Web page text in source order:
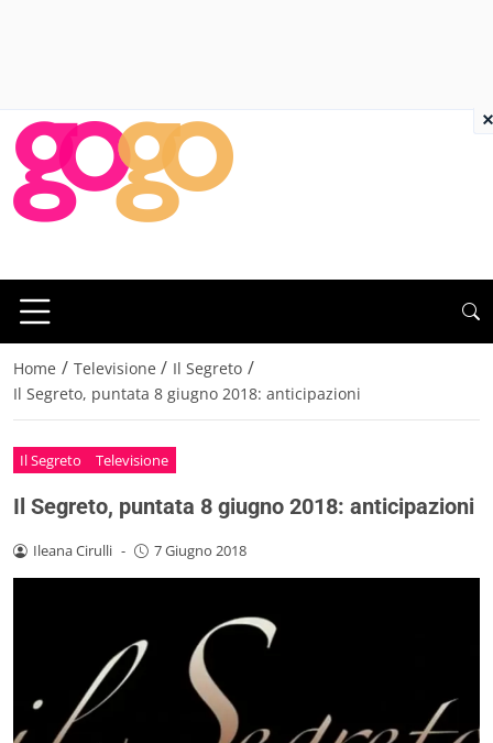
Home / Televisione / Il Segreto /
Il Segreto, puntata 8 giugno 2018: anticipazioni
Il Segreto Televisione
Il Segreto, puntata 8 giugno 2018: anticipazioni
Ileana Cirulli - 7 Giugno 2018
×